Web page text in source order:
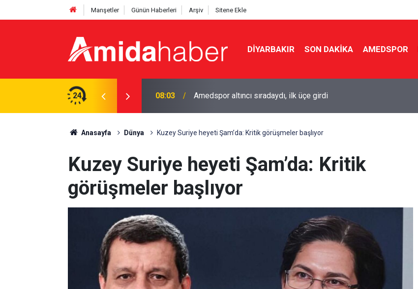
Manşetler Günün Haberleri Arşiv Sitene Ekle
DIYARBAKIR SON DAKIKA AMEDSPOR
24 08:03 Amedspor altıncı sıradaydı, ilk üçe girdi
Anasayfa Dünya Kuzey Suriye heyeti Şam’da: Kritik görüşmeler başlıyor
Kuzey Suriye heyeti Şam’da: Kritik
görüşmeler başlıyor